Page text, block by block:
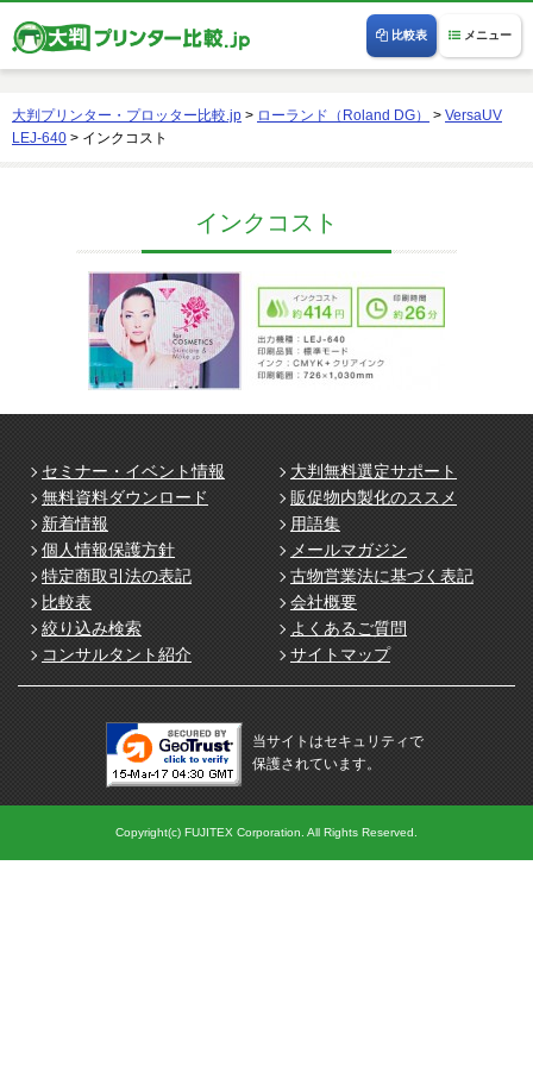
メニュー
比較表
大判プリンター・プロッター比較.jp > ローランド（Roland DG） > VersaUV
LEJ-640 > インクコスト
インクコスト
セミナー・イベント情報
大判無料選定サポート
無料資料ダウンロード
販促物内製化のススメ
新着情報
用語集
個人情報保護方針
メールマガジン
特定商取引法の表記
古物営業法に基づく表記
比較表
会社概要
絞り込み検索
よくあるご質問
コンサルタント紹介
サイトマップ
当サイトはセキュリティで
保護されています。
Copyright(c) FUJITEX Corporation. All Rights Reserved.